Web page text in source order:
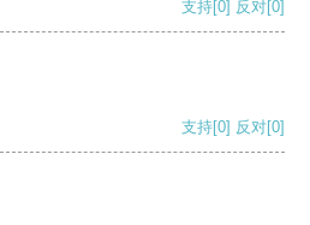
支持[0] 反对[0]
支持[0] 反对[0]